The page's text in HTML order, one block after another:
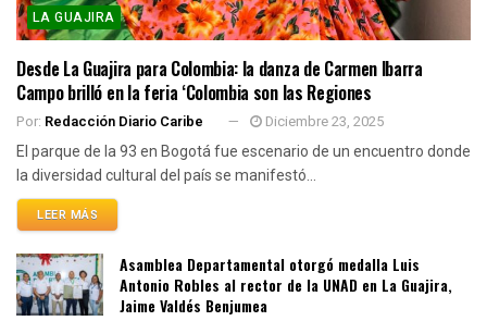
LA GUAJIRA
Desde La Guajira para Colombia: la danza de Carmen Ibarra
Campo brilló en la feria ‘Colombia son las Regiones
Por: Redacción Diario Caribe Diciembre 23, 2025
El parque de la 93 en Bogotá fue escenario de un encuentro donde
la diversidad cultural del país se manifestó...
LEER MÁS
Asamblea Departamental otorgó medalla Luis
Antonio Robles al rector de la UNAD en La Guajira,
Jaime Valdés Benjumea